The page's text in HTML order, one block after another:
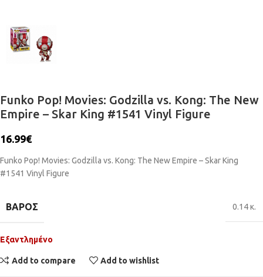
Funko Pop! Movies: Godzilla vs. Kong: The New
Empire – Skar King #1541 Vinyl Figure
16.99€
Funko Pop! Movies: Godzilla vs. Kong: The New Empire – Skar King
#1541 Vinyl Figure
ΒΆΡΟΣ 0.14 κ.
Εξαντλημένο
Add to compare Add to wishlist